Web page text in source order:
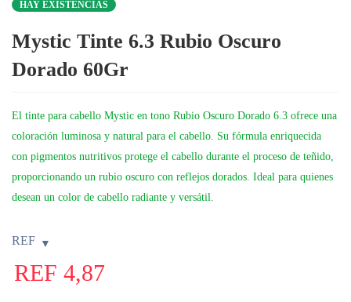
HAY EXISTENCIAS
Mystic Tinte 6.3 Rubio Oscuro
Dorado 60Gr
El tinte para cabello Mystic en tono Rubio Oscuro Dorado 6.3 ofrece una
coloración luminosa y natural para el cabello. Su fórmula enriquecida
con pigmentos nutritivos protege el cabello durante el proceso de teñido,
proporcionando un rubio oscuro con reflejos dorados. Ideal para quienes
desean un color de cabello radiante y versátil.
REF
REF 4,87